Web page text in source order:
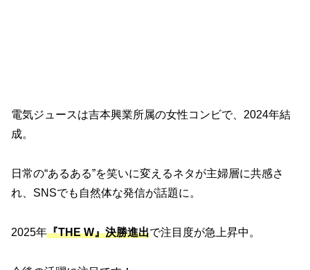
電気ジュースは吉本興業所属の女性コンビで、2024年結
成。
日常の“あるある”を笑いに変えるネタが主婦層に共感さ
れ、SNSでも自然体な発信が話題に。
2025年『THE W』決勝進出で注目度が急上昇中。